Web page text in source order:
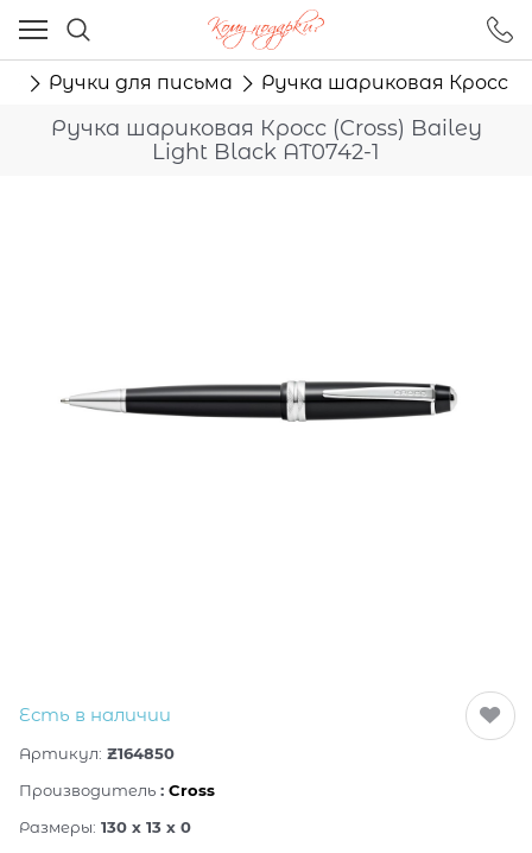
Ручки для письма Ручка шариковая Кросс
Ручка шариковая Кросс (Cross) Bailey
Light Black AT0742-1
Есть в наличии
Артикул: Z164850
Производитель : Cross
Размеры: 130 x 13 x 0
Ваш город - Москва,
угадали?
ДА НЕТ